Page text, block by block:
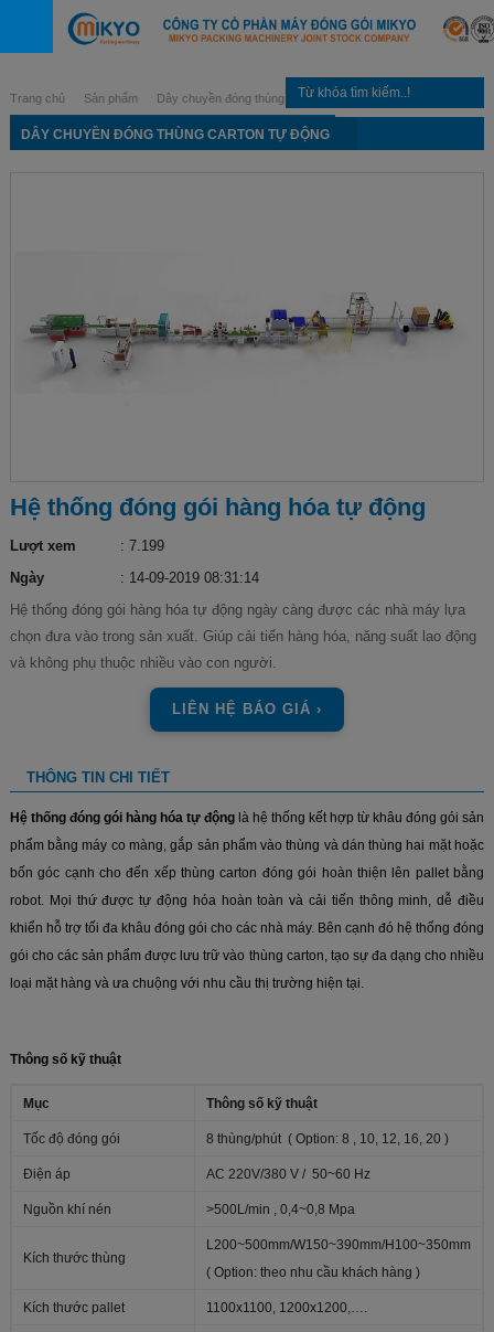
Trang chủ Sản phẩm Dây chuyền đóng thùng carton tự động
DÂY CHUYỀN ĐÓNG THÙNG CARTON TỰ ĐỘNG
Hệ thống đóng gói hàng hóa tự động
Lượt xem
: 7.199
Ngày
: 14-09-2019 08:31:14
Hệ thống đóng gói hàng hóa tự động ngày càng được các nhà máy lựa
chọn đưa vào trong sản xuất. Giúp cải tiến hàng hóa, năng suất lao động
và không phụ thuộc nhiều vào con người.
LIÊN HỆ BÁO GIÁ ›
THÔNG TIN CHI TIẾT
Hệ thống đóng gói hàng hóa tự động là hệ thống kết hợp từ khâu đóng gói sản
phẩm bằng máy co màng, gắp sản phẩm vào thùng và dán thùng hai mặt hoặc
bốn góc cạnh cho đến xếp thùng carton đóng gói hoàn thiện lên pallet bằng
robot. Mọi thứ được tự động hóa hoàn toàn và cải tiến thông minh, dễ điều
khiển hỗ trợ tối đa khâu đóng gói cho các nhà máy. Bên cạnh đó hệ thống đóng
gói cho các sản phẩm được lưu trữ vào thùng carton, tạo sự đa dạng cho nhiều
loại mặt hàng và ưa chuộng với nhu cầu thị trường hiện tại.
Thông số kỹ thuật
Mục Thông số kỹ thuật
Tốc độ đóng gói 8 thùng/phút ( Option: 8 , 10, 12, 16, 20 )
Điện áp AC 220V/380 V / 50~60 Hz
Nguồn khí nén >500L/min , 0,4~0,8 Mpa
Kích thước thùng
L200~500mm/W150~390mm/H100~350mm
( Option: theo nhu cầu khách hàng )
Kích thước pallet 1100x1100, 1200x1200,….